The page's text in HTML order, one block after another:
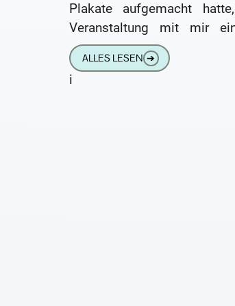
Plakate aufgemacht
Veranstaltung mit mir
hatte mich daran das Wort
ALLES LESEN ➔
i